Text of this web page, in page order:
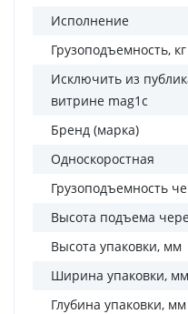
Исполнение
Грузоподъемность, кг
Исключить из
витрине mag1c
Бренд (марка)
Односкоростная
Грузоподъемность
Высота подъема
Высота упаковки, мм
Ширина упаковки, мм
Глубина упаковки, мм